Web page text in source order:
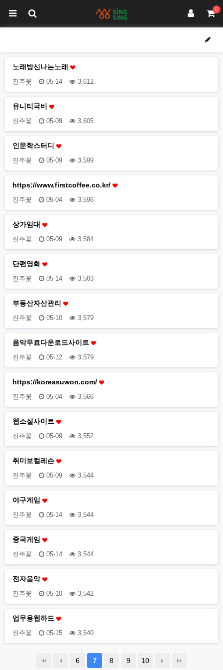
0
노래방신나는노래
진주꽃 05-14 3,612
유니티국비
진주꽃 05-09 3,605
인문학스터디
진주꽃 05-09 3,599
https://www.firstcoffee.co.kr/
진주꽃 05-04 3,596
상가임대
진주꽃 05-09 3,584
단편영화
진주꽃 05-14 3,583
부동산자산관리
진주꽃 05-10 3,579
음악무료다운로드사이트
진주꽃 05-12 3,579
https://koreasuwon.com/
진주꽃 05-04 3,566
웹소설사이트
진주꽃 05-09 3,552
취미보컬레슨
진주꽃 05-09 3,544
야구게임
진주꽃 05-14 3,544
중국게임
진주꽃 05-14 3,544
전자음악
진주꽃 05-10 3,542
업무용웹하드
진주꽃 05-15 3,540
6 7 8 9 10